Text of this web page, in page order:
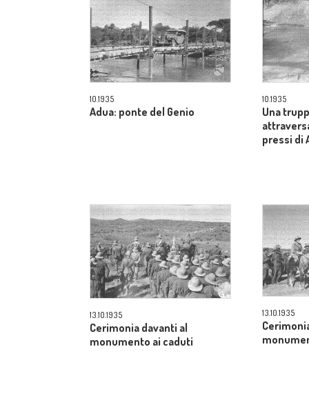
10.1935
Adua: ponte del Genio
10.1935
Una
pressi di
13.10.1935
Cerimonia davanti al
monumento ai caduti
13.10.1935